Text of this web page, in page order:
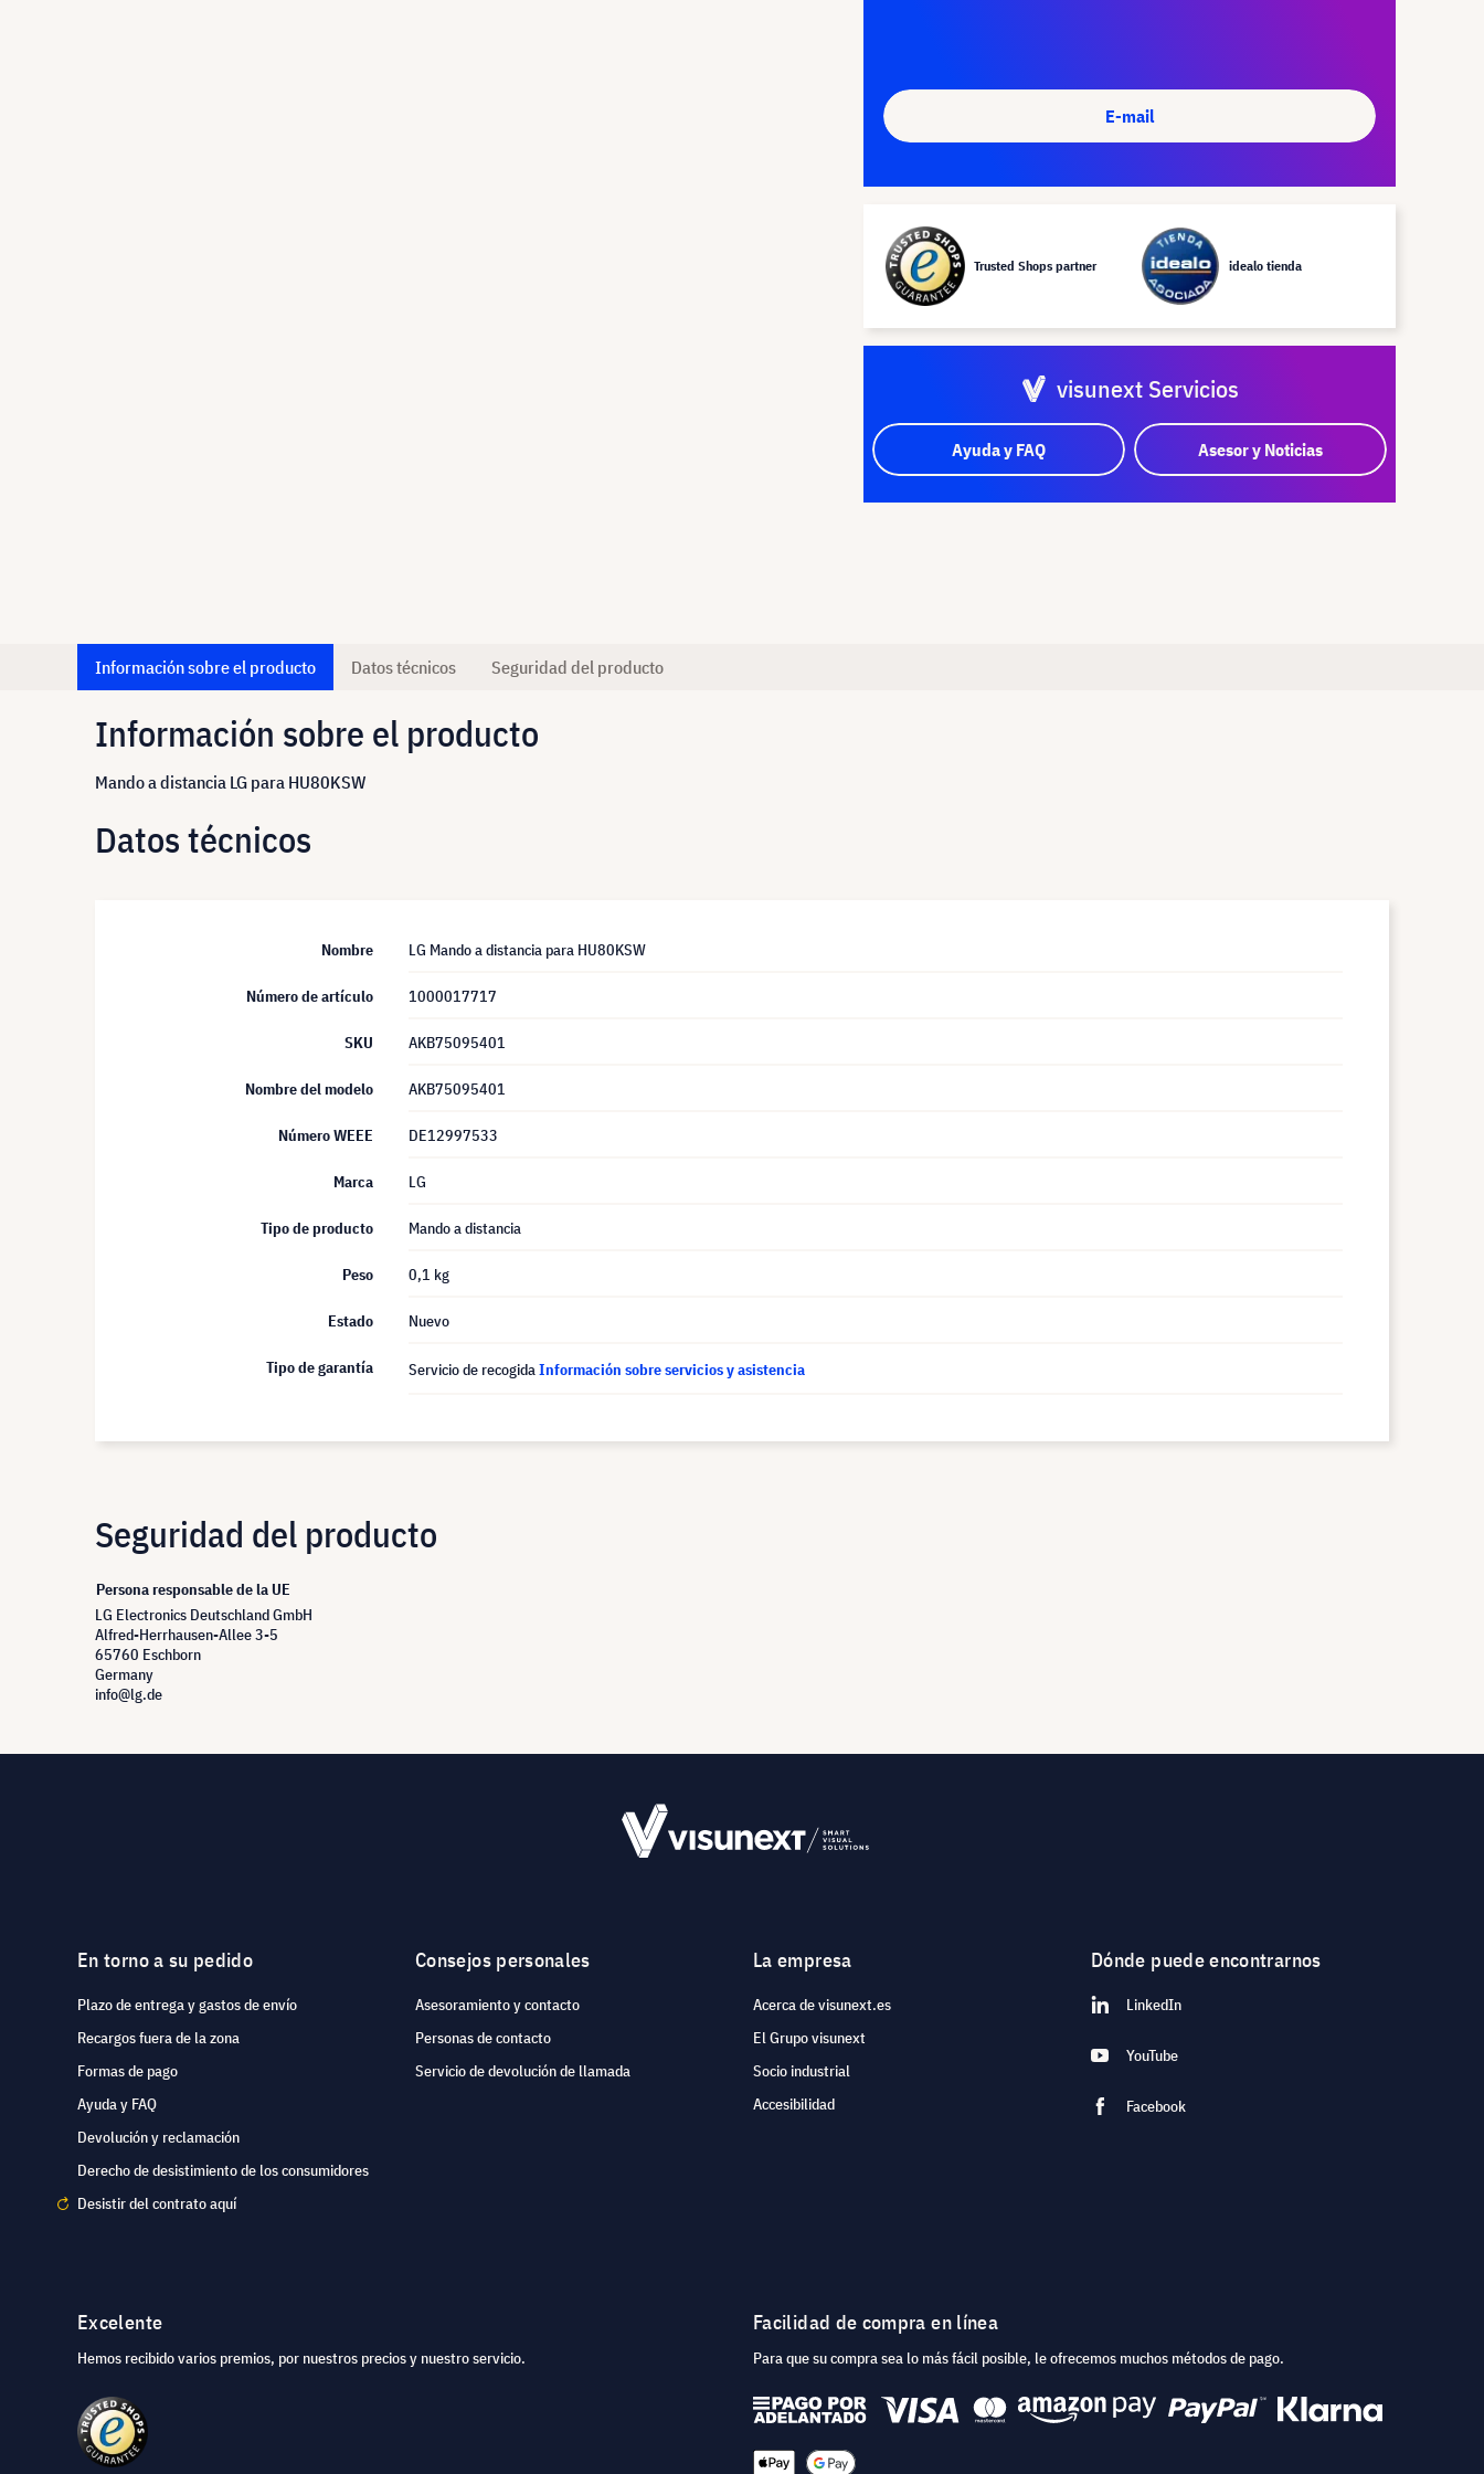
E-mail
Trusted Shops partner idealo tienda
visunext Servicios
Ayuda y FAQ Asesor y Noticias
Información sobre el producto Datos técnicos Seguridad del producto
Información sobre el producto
Mando a distancia LG para HU80KSW
Datos técnicos
Nombre LG Mando a distancia para HU80KSW
Número de artículo 1000017717
SKU AKB75095401
Nombre del modelo AKB75095401
Número WEEE DE12997533
Marca LG
Tipo de producto Mando a distancia
Peso 0,1 kg
Estado Nuevo
Tipo de garantía Servicio de recogidaInformación sobre servicios y asistencia
Seguridad del producto
Persona responsable de la UE
LG Electronics Deutschland GmbH
Alfred-Herrhausen-Allee 3-5
65760 Eschborn
Germany
info@lg.de
En torno a su pedido
Plazo de entrega y gastos de envío
Recargos fuera de la zona
Formas de pago
Ayuda y FAQ
Devolución y reclamación
Derecho de desistimiento de los consumidores
Desistir del contrato aquí
Consejos personales
Asesoramiento y contacto
Personas de contacto
Servicio de devolución de llamada
La empresa
Acerca de visunext.es
El Grupo visunext
Socio industrial
Accesibilidad
Dónde puede encontrarnos
LinkedIn
YouTube
Facebook
Excelente
Hemos recibido varios premios, por nuestros precios y nuestro servicio.
Facilidad de compra en línea
Para que su compra sea lo más fácil posible, le ofrecemos muchos métodos de pago.